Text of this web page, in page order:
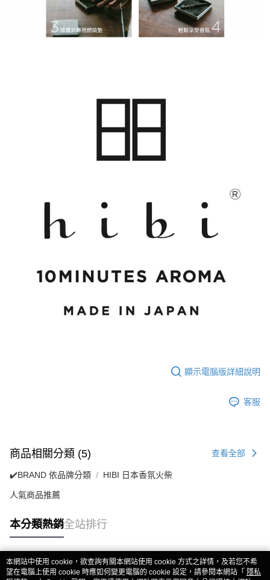
顯示電腦版詳細說明
客服
商品相關分類 (5) 查看全部
✔️BRAND 依品牌分類 HIBI 日本香氛火柴
人氣商品推薦
本分類熱銷全站排行
熱門標籤
本網站中使用 cookie，欲查詢有關本網站使用 cookie 方式之詳情，及若您不希
望在電腦上使用 cookie 時應如何變更電腦的 cookie 設定，請參閱本網站「 隱私